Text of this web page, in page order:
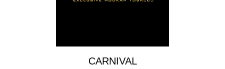
CARNIVAL